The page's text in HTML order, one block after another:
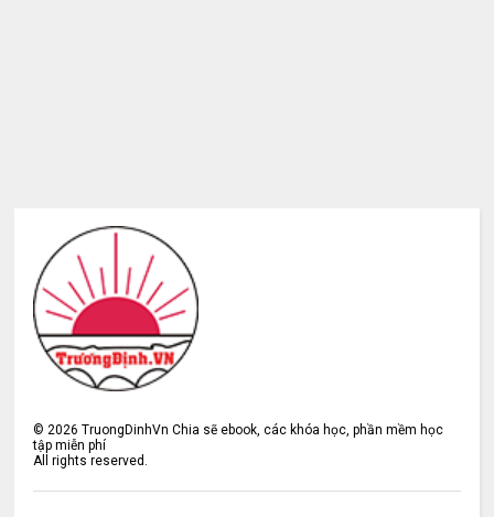
©2026 TruongDinhVn Chia sẽ ebook, các khóa học, phần mềm học
tập miễn phí
All rights reserved.